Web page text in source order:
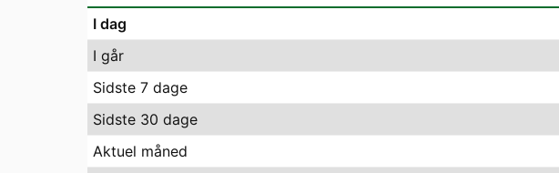
I dag
I går
Sidste 7 dage
Sidste 30 dage
Aktuel måned